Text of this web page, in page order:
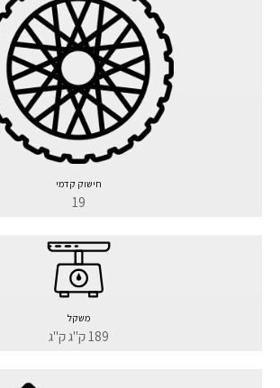
חישוק קדמי
19
משקל
189 ק"ג ק"ג